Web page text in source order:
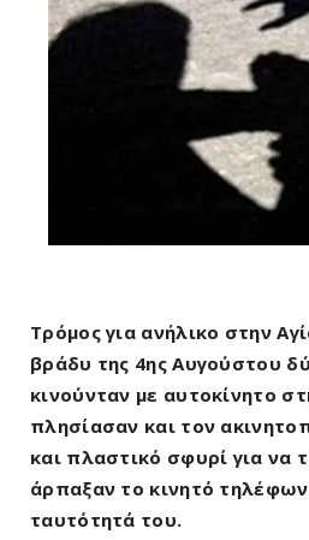
Τρόμος για ανήλικο στην
βράδυ της 4ης Αυγούστου
κινούνταν με αυτοκίνητο
πλησίασαν και τον
και πλαστικό σφυρί για να
άρπαξαν το κινητό
ταυτότητά του.